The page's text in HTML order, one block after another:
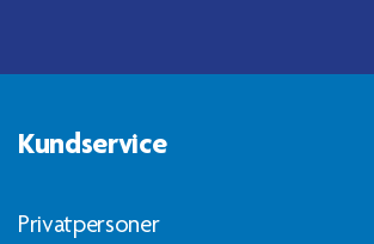
Kundservice
Privatpersoner